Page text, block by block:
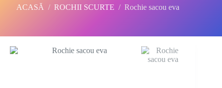
ACASĂ / ROCHII SCURTE / Rochie sacou eva